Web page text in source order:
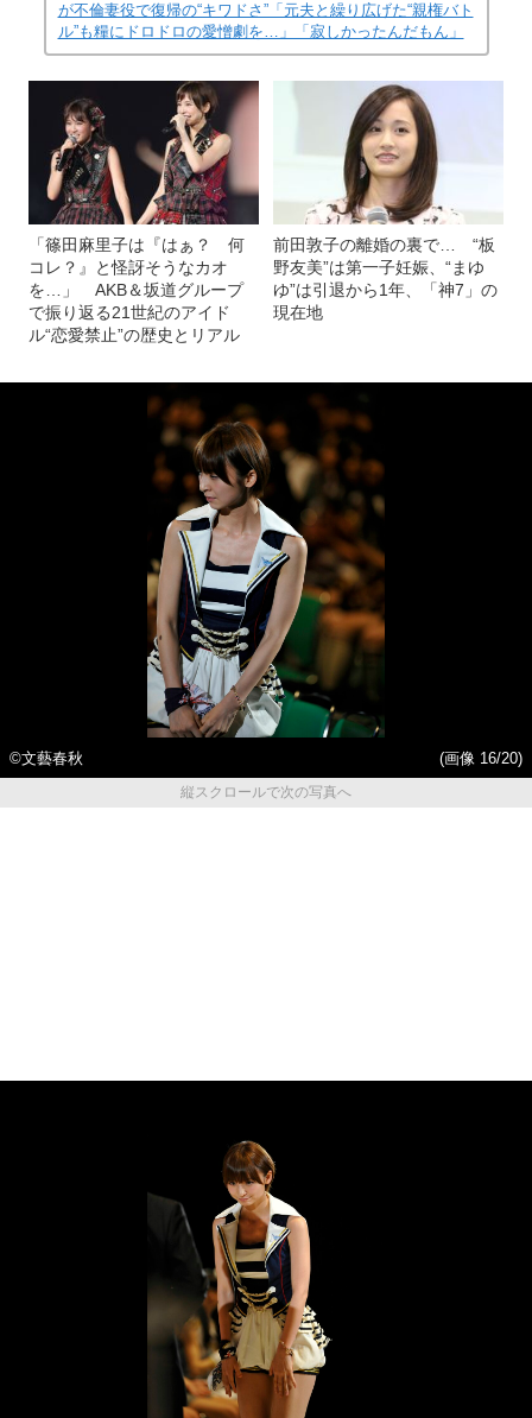
が不倫妻役で復帰の“キワドさ”「元夫と繰り広げた“親権バト
ル”も糧にドロドロの愛憎劇を…」「寂しかったんだもん」
「篠田麻里子は『はぁ？ 何
コレ？』と怪訝そうなカオ
を…」 AKB＆坂道グループ
で振り返る21世紀のアイド
ル“恋愛禁止”の歴史とリアル
前田敦子の離婚の裏で… “板
野友美”は第一子妊娠、“まゆ
ゆ”は引退から1年、「神7」の
現在地
©文藝春秋
(画像 16/20)
縦スクロールで次の写真へ